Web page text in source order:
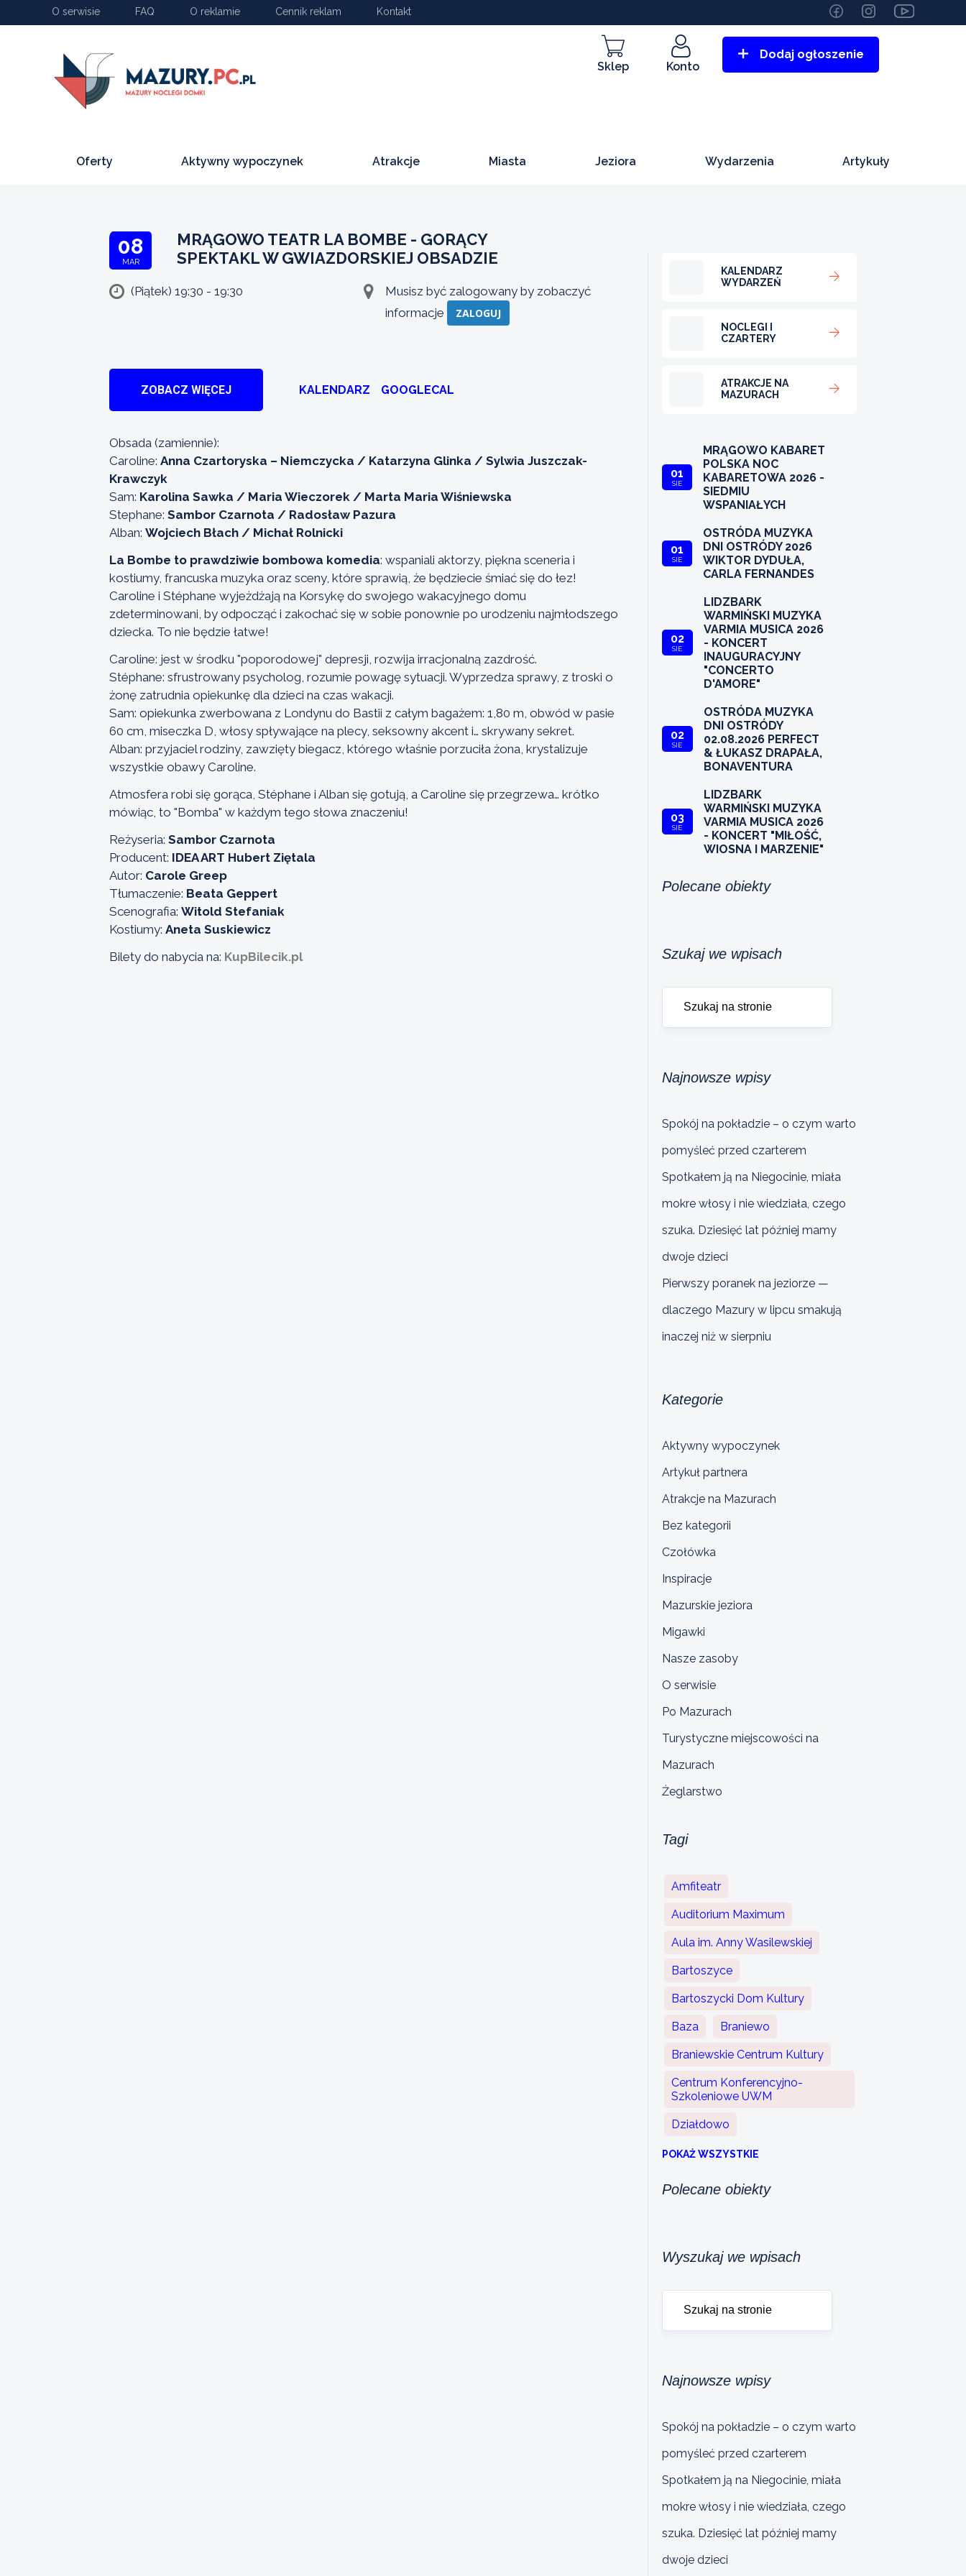
O serwisie FAQ O reklamie Cennik reklam Kontakt
Sklep Konto
Dodaj ogłoszenie
Oferty Aktywny wypoczynek Atrakcje Miasta Jeziora Wydarzenia Artykuły
08
MAR
MRĄGOWO TEATR LA BOMBE - GORĄCY
SPEKTAKL W GWIAZDORSKIEJ OBSADZIE
(Piątek) 19:30 - 19:30
Musisz być zalogowany by zobaczyć
informacje
ZALOGUJ
ZOBACZ WIĘCEJ KALENDARZ GOOGLECAL
Obsada (zamiennie):
Caroline: Anna Czartoryska – Niemczycka / Katarzyna Glinka / Sylwia Juszczak-
Krawczyk
Sam: Karolina Sawka / Maria Wieczorek / Marta Maria Wiśniewska
Stephane: Sambor Czarnota / Radosław Pazura
Alban: Wojciech Błach / Michał Rolnicki
La Bombe to prawdziwie bombowa komedia: wspaniali aktorzy, piękna sceneria i
kostiumy, francuska muzyka oraz sceny, które sprawią, że będziecie śmiać się do łez!
Caroline i Stéphane wyjeżdżają na Korsykę do swojego wakacyjnego domu
zdeterminowani, by odpocząć i zakochać się w sobie ponownie po urodzeniu najmłodszego
dziecka. To nie będzie łatwe!
Caroline: jest w środku "poporodowej" depresji, rozwija irracjonalną zazdrość.
Stéphane: sfrustrowany psycholog, rozumie powagę sytuacji. Wyprzedza sprawy, z troski o
żonę zatrudnia opiekunkę dla dzieci na czas wakacji.
Sam: opiekunka zwerbowana z Londynu do Bastii z całym bagażem: 1,80 m, obwód w pasie
60 cm, miseczka D, włosy spływające na plecy, seksowny akcent i… skrywany sekret.
Alban: przyjaciel rodziny, zawzięty biegacz, którego właśnie porzuciła żona, krystalizuje
wszystkie obawy Caroline.
Atmosfera robi się gorąca, Stéphane i Alban się gotują, a Caroline się przegrzewa… krótko
mówiąc, to "Bomba" w każdym tego słowa znaczeniu!
Reżyseria: Sambor Czarnota
Producent: IDEA ART Hubert Ziętala
Autor: Carole Greep
Tłumaczenie: Beata Geppert
Scenografia: Witold Stefaniak
Kostiumy: Aneta Suskiewicz
Bilety do nabycia na: KupBilecik.pl
KALENDARZ
WYDARZEŃ
NOCLEGI I
CZARTERY
ATRAKCJE NA
MAZURACH
01
SIE
MRĄGOWO KABARET
POLSKA NOC
KABARETOWA 2026 -
SIEDMIU
WSPANIAŁYCH
01
SIE
OSTRÓDA MUZYKA
DNI OSTRÓDY 2026
WIKTOR DYDUŁA,
CARLA FERNANDES
02
SIE
LIDZBARK
WARMIŃSKI MUZYKA
VARMIA MUSICA 2026
- KONCERT
INAUGURACYJNY
"CONCERTO
D'AMORE"
02
SIE
OSTRÓDA MUZYKA
DNI OSTRÓDY
02.08.2026 PERFECT
& ŁUKASZ DRAPAŁA,
BONAVENTURA
03
SIE
LIDZBARK
WARMIŃSKI MUZYKA
VARMIA MUSICA 2026
- KONCERT "MIŁOŚĆ,
WIOSNA I MARZENIE"
Polecane obiekty
Szukaj we wpisach
Najnowsze wpisy
Spokój na pokładzie – o czym warto
pomyśleć przed czarterem
Spotkałem ją na Niegocinie, miała
mokre włosy i nie wiedziała, czego
szuka. Dziesięć lat później mamy
dwoje dzieci
Pierwszy poranek na jeziorze —
dlaczego Mazury w lipcu smakują
inaczej niż w sierpniu
Kategorie
Aktywny wypoczynek
Artykuł partnera
Atrakcje na Mazurach
Bez kategorii
Czołówka
Inspiracje
Mazurskie jeziora
Migawki
Nasze zasoby
O serwisie
Po Mazurach
Turystyczne miejscowości na
Mazurach
Żeglarstwo
Tagi
Amfiteatr
Auditorium Maximum
Aula im. Anny Wasilewskiej
Bartoszyce
Bartoszycki Dom Kultury
Baza Braniewo
Braniewskie Centrum Kultury
Centrum Konferencyjno-
Szkoleniowe UWM
Działdowo
POKAŻ WSZYSTKIE
Polecane obiekty
Wyszukaj we wpisach
Najnowsze wpisy
Spokój na pokładzie – o czym warto
pomyśleć przed czarterem
Spotkałem ją na Niegocinie, miała
mokre włosy i nie wiedziała, czego
szuka. Dziesięć lat później mamy
dwoje dzieci